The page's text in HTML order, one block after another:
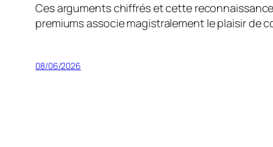
Ces arguments chiffrés et cette
premiums associe magistralement le plaisir de
08/06/2026